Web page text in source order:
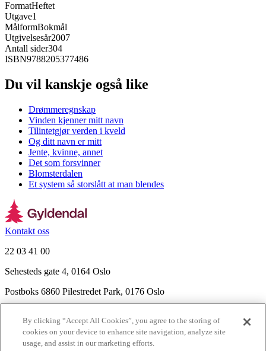
FormatHeftet
Utgave1
MålformBokmål
Utgivelsesår2007
Antall sider304
ISBN9788205377486
Du vil kanskje også like
Drømmeregnskap
Vinden kjenner mitt navn
Tilintetgjør verden i kveld
Og ditt navn er mitt
Jente, kvinne, annet
Det som forsvinner
Blomsterdalen
Et system så storslått at man blendes
Kontakt oss
22 03 41 00
Sehesteds gate 4, 0164 Oslo
Postboks 6860 Pilestredet Park, 0176 Oslo
Nyhetsbrev
Ledige stillinger
By clicking “Accept All Cookies”, you agree to the storing of
cookies on your device to enhance site navigation, analyze site
usage, and assist in our marketing efforts.